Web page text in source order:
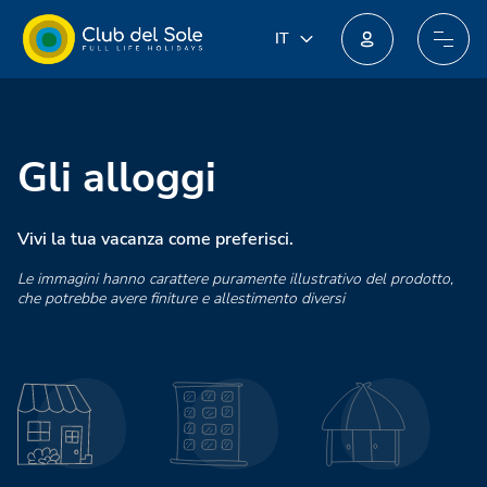
IT
Gli alloggi
Vivi la tua vacanza come preferisci.
Le immagini hanno carattere puramente illustrativo del prodotto,
che potrebbe avere finiture e allestimento diversi